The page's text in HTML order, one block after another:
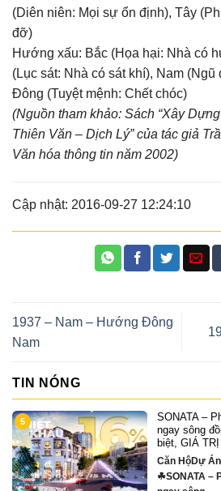
(Diên niên: Mọi sự ổn định), Tây
đỡ)
Hướng xấu: Bắc (Họa hại: Nhà có
(Lục sát: Nhà có sát khí), Nam (Ngũ
Đông (Tuyệt mệnh: Chết chóc)
(Nguồn tham khảo: Sách “Xây
Thiên Văn – Dịch Lý” của tác giả
Văn hóa thông tin năm 2002)
Cập nhật: 2016-09-27 12:24:10
1937 – Nam – Hướng Đông
Nam
TIN NÓNG
nhất
khác
sẻ
nhất
9
năm
Tin
Giá
tăng...